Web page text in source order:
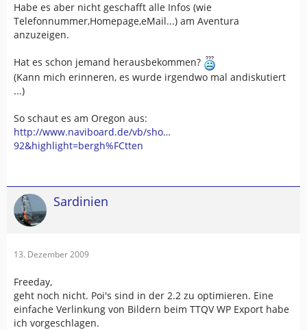
Habe es aber nicht geschafft alle Infos (wie
Telefonnummer,Homepage,eMail...) am Aventura
anzuzeigen.
Hat es schon jemand herausbekommen?
(Kann mich erinneren, es wurde irgendwo mal andiskutiert
...)
So schaut es am Oregon aus:
http://www.naviboard.de/vb/sho…
92&highlight=bergh%FCtten
Sardinien
13. Dezember 2009
Freeday,
geht noch nicht. Poi's sind in der 2.2 zu optimieren. Eine
einfache Verlinkung von Bildern beim TTQV WP Export habe
ich vorgeschlagen.